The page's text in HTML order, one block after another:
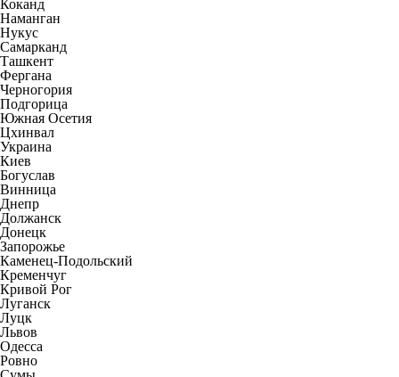
Коканд
Наманган
Нукус
Самарканд
Ташкент
Фергана
Черногория
Подгорица
Южная Осетия
Цхинвал
Украина
Киев
Богуслав
Винница
Днепр
Должанск
Донецк
Запорожье
Каменец-Подольский
Кременчуг
Кривой Рог
Луганск
Луцк
Львов
Одесса
Ровно